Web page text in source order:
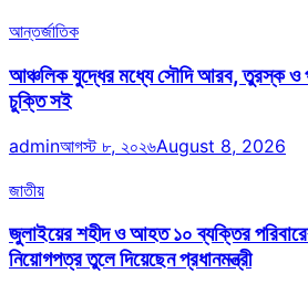
আন্তর্জাতিক
আঞ্চলিক যুদ্ধের মধ্যে সৌদি আরব, তুরস্ক ও
চুক্তি সই
adminআগস্ট ৮, ২০২৬August 8, 2026
জাতীয়
জুলাইয়ের শহীদ ও আহত ১০ ব্যক্তির
নিয়োগপত্র তুলে দিয়েছেন প্রধানমন্ত্রী